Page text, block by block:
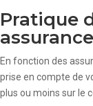
Pratique
En fonction des
prise en compte de
plus ou moins sur le